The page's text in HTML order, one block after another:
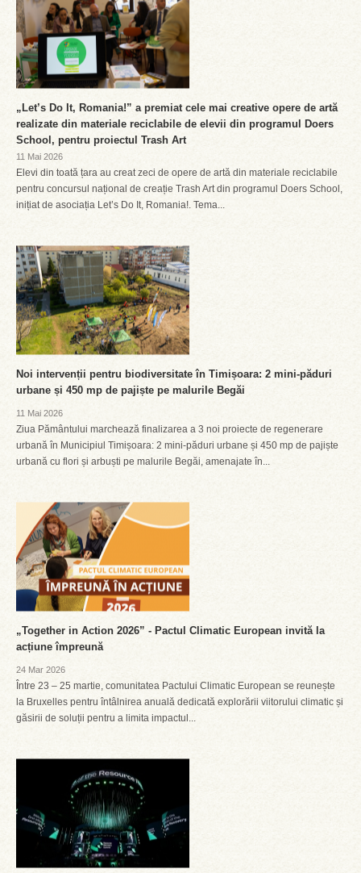
„Let’s Do It, Romania!” a premiat cele mai creative opere de artă
realizate din materiale reciclabile de elevii din programul Doers
School, pentru proiectul Trash Art
11 Mai 2026
Elevi din toată țara au creat zeci de opere de artă din materiale reciclabile
pentru concursul național de creație Trash Art din programul Doers School,
inițiat de asociația Let’s Do It, Romania!. Tema...
Noi intervenții pentru biodiversitate în Timișoara: 2 mini-păduri
urbane și 450 mp de pajiște pe malurile Begăi
11 Mai 2026
Ziua Pământului marchează finalizarea a 3 noi proiecte de regenerare
urbană în Municipiul Timișoara: 2 mini-păduri urbane și 450 mp de pajiște
urbană cu flori și arbuști pe malurile Begăi, amenajate în...
„Together in Action 2026” - Pactul Climatic European invită la
acțiune împreună
24 Mar 2026
Între 23 – 25 martie, comunitatea Pactului Climatic European se reunește
la Bruxelles pentru întâlnirea anuală dedicată explorării viitorului climatic și
găsirii de soluții pentru a limita impactul...